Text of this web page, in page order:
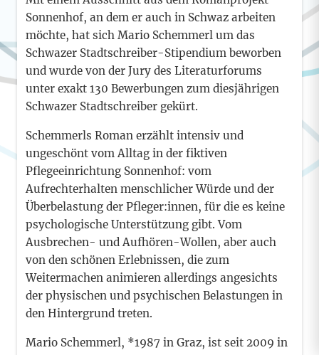
Sonnenhof, an dem er auch in Schwaz arbeiten
möchte, hat sich Mario Schemmerl um das
Schwazer Stadtschreiber-Stipendium beworben
und wurde von der Jury des Literaturforums
unter exakt 130 Bewerbungen zum diesjährigen
Schwazer Stadtschreiber gekürt.
Schemmerls Roman erzählt intensiv und
ungeschönt vom Alltag in der fiktiven
Pflegeeinrichtung Sonnenhof: vom
Aufrechterhalten menschlicher Würde und der
Überbelastung der Pfleger:innen, für die es keine
psychologische Unterstützung gibt. Vom
Ausbrechen- und Aufhören-Wollen, aber auch
von den schönen Erlebnissen, die zum
Weitermachen animieren allerdings angesichts
der physischen und psychischen Belastungen in
den Hintergrund treten.
Mario Schemmerl, *1987 in Graz, ist seit 2009 in